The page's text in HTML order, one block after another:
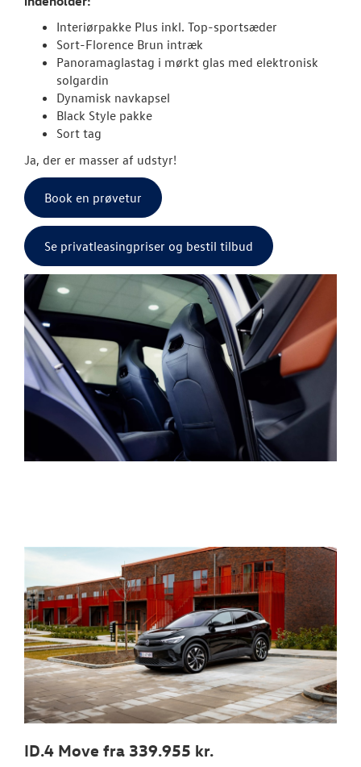
ID.4
Aktuelle
ID.5
T-Roc
ID. Cross
BRUGTE BILER
VÆRKSTED
SKADECENTER
TILBEHØR
Interiørpakke Plus inkl. Top-sportsæder
Sort-Florence Brun intræk
Panoramaglastag i mørkt glas med elektronisk
solgardin
Dynamisk navkapsel
Black Style pakke
Sort tag
Ja, der er masser af udstyr!
Book en prøvetur
Se privatleasingpriser og bestil tilbud
ID.4 Move fra 339.955 kr.